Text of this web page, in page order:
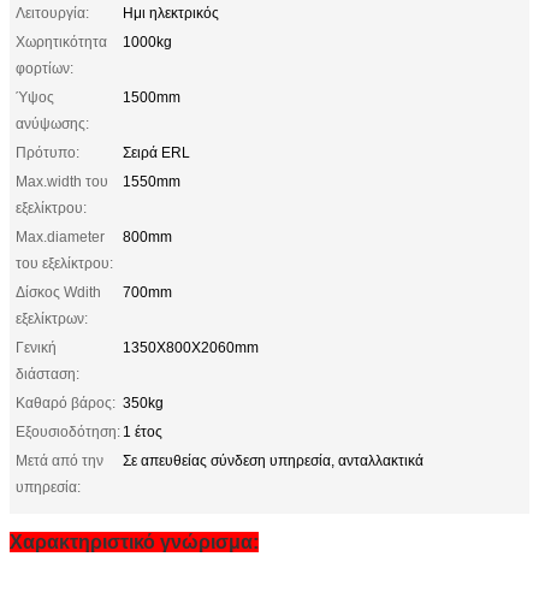
Λειτουργία:
Ημι ηλεκτρικός
Χωρητικότητα
φορτίων:
1000kg
Ύψος
ανύψωσης:
1500mm
Πρότυπο:
Σειρά ERL
Max.width του
εξελίκτρου:
1550mm
Max.diameter
του εξελίκτρου:
800mm
Δίσκος Wdith
εξελίκτρων:
700mm
Γενική
διάσταση:
1350X800X2060mm
Καθαρό βάρος: 350kg
Εξουσιοδότηση: 1 έτος
Μετά από την
υπηρεσία:
Σε απευθείας σύνδεση υπηρεσία, ανταλλακτικά
Χαρακτηριστικό γνώρισμα: